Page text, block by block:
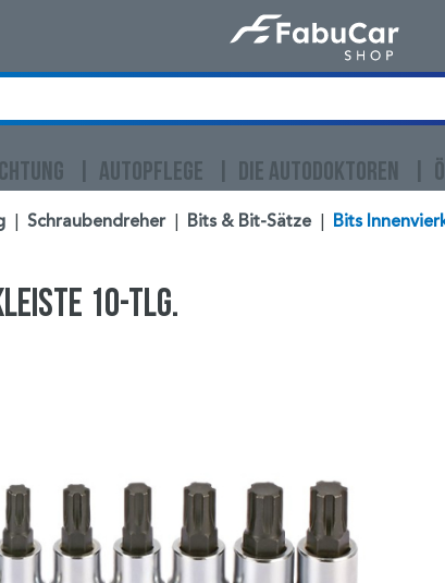
AUTOPFLEGE DIE AUTODOKTOREN
Schraubendreher Bits & Bit-Sätze Bits
10-tlg.